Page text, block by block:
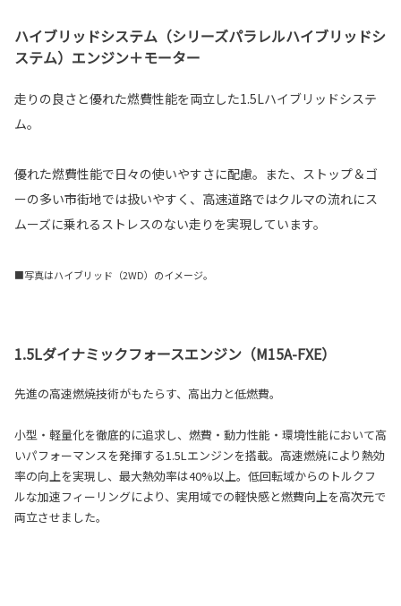
ハイブリッドシステム（シリーズパラレルハイブリッドシ
ステム）エンジン＋モーター
走りの良さと優れた燃費性能を両立した1.5Lハイブリッドシステ
ム。
優れた燃費性能で日々の使いやすさに配慮。また、ストップ＆ゴ
ーの多い市街地では扱いやすく、高速道路ではクルマの流れにス
ムーズに乗れるストレスのない走りを実現しています。
■写真はハイブリッド（2WD）のイメージ。
1.5Lダイナミックフォースエンジン（M15A-FXE）
先進の高速燃焼技術がもたらす、高出力と低燃費。
小型・軽量化を徹底的に追求し、燃費・動力性能・環境性能において高
いパフォーマンスを発揮する1.5Lエンジンを搭載。高速燃焼により熱効
率の向上を実現し、最大熱効率は40%以上。低回転域からのトルクフ
ルな加速フィーリングにより、実用域での軽快感と燃費向上を高次元で
両立させました。